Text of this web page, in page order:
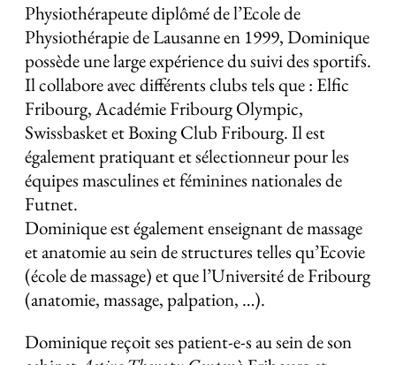
Physiothérapeute diplômé de l’Ecole de
Physiothérapie de Lausanne en 1999, Dominique
possède une large expérience du suivi des sportifs.
Il collabore avec différents clubs tels que : Elfic
Fribourg, Académie Fribourg Olympic,
Swissbasket et Boxing Club Fribourg. Il est
également pratiquant et sélectionneur pour les
équipes masculines et féminines nationales de
Futnet.
Dominique est également enseignant de massage
et anatomie au sein de structures telles qu’Ecovie
(école de massage) et que l’Université de Fribourg
(anatomie, massage, palpation, …).
Dominique reçoit ses patient-e-s au sein de son